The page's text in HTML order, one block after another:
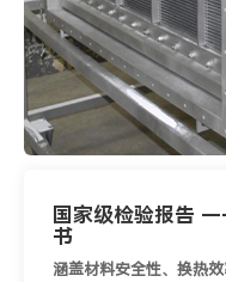
国家级检验报告
书
涵盖材料安全性、换热